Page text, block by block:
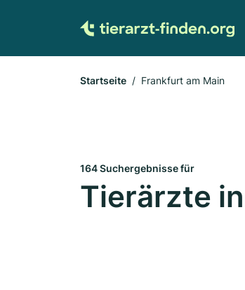
Startseite Frankfurt am Main
164 Suchergebnisse für
Tierärzte